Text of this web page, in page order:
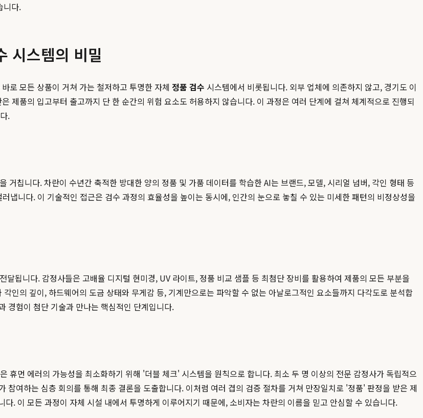
니다.
시스템의 비밀
로 모든 상품이 거쳐 가는 철저하고 투명한 자체 정품 검수 시스템에서 비롯됩니다. 외부 업체에 의존하지 않고, 경기도 이
제품의 입고부터 출고까지 단 한 순간의 위험 요소도 허용하지 않습니다. 이 과정은 여러 단계에 걸쳐 체계적으로 진행되
.
거칩니다. 차란이 수년간 축적한 방대한 양의 정품 및 가품 데이터를 학습한 AI는 브랜드, 모델, 시리얼 넘버, 각인 형태 등
냅니다. 이 기술적인 접근은 검수 과정의 효율성을 높이는 동시에, 인간의 눈으로 놓칠 수 있는 미세한 패턴의 비정상성을
됩니다. 감정사들은 고배율 디지털 현미경, UV 라이트, 정품 비교 샘플 등 최첨단 장비를 활용하여 제품의 모든 부분을
인의 깊이, 하드웨어의 도금 상태와 무게감 등, 기계만으로는 파악할 수 없는 아날로그적인 요소들까지 다각도로 분석합
경험이 첨단 기술과 만나는 핵심적인 단계입니다.
휴먼 에러의 가능성을 최소화하기 위해 '더블 체크' 시스템을 원칙으로 합니다. 최소 두 명 이상의 전문 감정사가 독립적으
참여하는 심층 회의를 통해 최종 결론을 도출합니다. 이처럼 여러 겹의 검증 절차를 거쳐 만장일치로 '정품' 판정을 받은 제
. 이 모든 과정이 자체 시설 내에서 투명하게 이루어지기 때문에, 소비자는 차란의 이름을 믿고 안심할 수 있습니다.